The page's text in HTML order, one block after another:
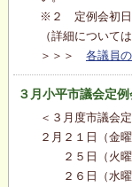
※２ 定例会初日
（詳細について
＞＞＞ 各議員
３月小平市議会定
＜３月度市議会
２月２１日（金
２５日（火曜
２６日（水曜